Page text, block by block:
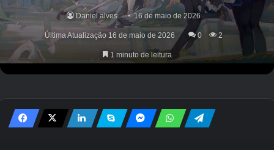
Daniel alves 16 de maio de 2026
Última Atualização 16 de maio de 2026 0 2
1 minuto de leitura